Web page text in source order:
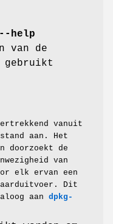
--help
van de
gebruikt
vanuit
aan. Het
doorzoekt de
van
elk ervan een
Dit
aan dpkg-